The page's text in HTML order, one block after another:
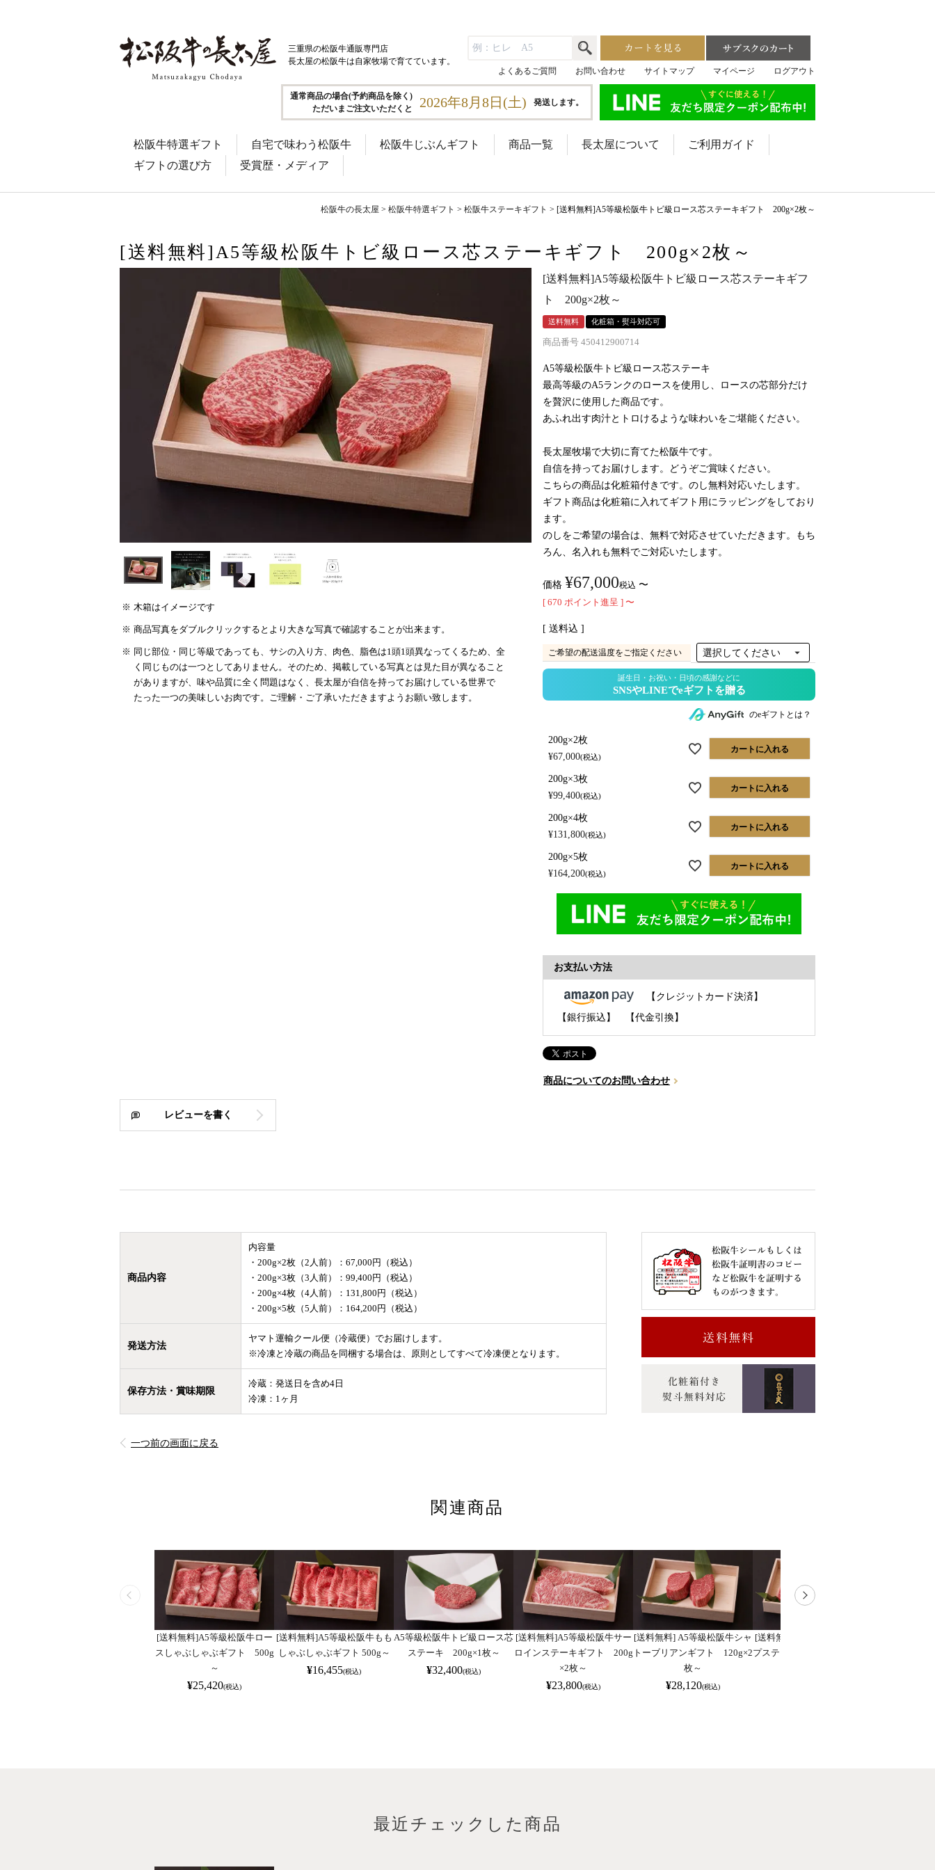
三重県の松阪牛通販専門店
長太屋の松阪牛は自家牧場で育てています。
よくあるご質問
お問い合わせ サイトマップ マイページ ログアウト
通常商品の場合(予約商品を除く)
ただいまご注文いただくと
2026年8月8日(土) 発送します。
松阪牛特選ギフト 自宅で味わう松阪牛 松阪牛じぶんギフト 商品一覧 長太屋について
ご利用ガイド
ギフトの選び方
受賞歴・メディア
松阪牛の長太屋 松阪牛特選ギフト 松阪牛ステーキギフト [送料無料]A5等級松阪牛トビ級ロース芯ステーキギフト 200g×2枚～
[送料無料]A5等級松阪牛トビ級ロース芯ステーキギフト 200g×2枚～
木箱はイメージです
商品写真をダブルクリックするとより大きな写真で確認することが出来ます。
同じ部位・同じ等級であっても、サシの入り方、肉色、脂色は1頭1頭異なってくるため、全
く同じものは一つとしてありません。そのため、掲載している写真とは見た目が異なること
がありますが、味や品質に全く問題はなく、長太屋が自信を持ってお届けしている世界で
たった一つの美味しいお肉です。ご理解・ご了承いただきますようお願い致します。
[送料無料]A5等級松阪牛トビ級ロース芯ステーキギフ
ト 200g×2枚～
送料無料 化粧箱・熨斗対応可
商品番号 450412900714
A5等級松阪牛トビ級ロース芯ステーキ
最高等級のA5ランクのロースを使用し、ロースの芯部分だけ
を贅沢に使用した商品です。
あふれ出す肉汁とトロけるような味わいをご堪能ください。
長太屋牧場で大切に育てた松阪牛です。
自信を持ってお届けします。どうぞご賞味ください。
こちらの商品は化粧箱付きです。のし無料対応いたします。
ギフト商品は化粧箱に入れてギフト用にラッピングをしており
ます。
のしをご希望の場合は、無料で対応させていただきます。もち
ろん、名入れも無料でご対応いたします。
価格 ¥67,000税込 〜
[ 670 ポイント進呈 ] 〜
送料込
ご希望の配送温度をご指定ください
のeギフトとは？
200g×2枚
¥67,000 税込
カートに入れる
200g×3枚
¥99,400 税込
カートに入れる
200g×4枚
¥131,800 税込
カートに入れる
200g×5枚
¥164,200 税込
カートに入れる
お支払い方法
【クレジットカード決済】
【銀行振込】
【代金引換】
商品についてのお問い合わせ
レビューを書く
商品内容
内容量
・200g×2枚（2人前）：67,000円（税込）
・200g×3枚（3人前）：99,400円（税込）
・200g×4枚（4人前）：131,800円（税込）
・200g×5枚（5人前）：164,200円（税込）
発送方法
ヤマト運輸クール便（冷蔵便）でお届けします。
※冷凍と冷蔵の商品を同梱する場合は、原則としてすべて冷凍便となります。
保存方法・賞味期限
冷蔵：発送日を含め4日
冷凍：1ヶ月
一つ前の画面に戻る
関連商品
[送料無料]A5等級松阪牛ロー
スしゃぶしゃぶギフト 500g
～
¥25,420(税込)
[送料無料]A5等級松阪牛もも
しゃぶしゃぶギフト 500g～
¥16,455(税込)
A5等級松阪牛トビ級ロース芯
ステーキ 200g×1枚～
¥32,400(税込)
[送料無料]A5等級松阪牛サー
ロインステーキギフト 200g
×2枚～
¥23,800(税込)
[送料無料] A5等級松阪牛シャ
トーブリアンギフト 120g×2
枚～
¥28,120(税込)
[送料無料]A5等級松阪牛ラン
プステーキギフト 150g×2枚
最近チェックした商品